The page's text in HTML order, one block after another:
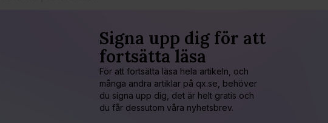
Signa upp dig för att
fortsätta läsa
För att fortsätta läsa hela artikeln, och
många andra artiklar på qx.se, behöver
du signa upp dig, det är helt gratis och
du får dessutom våra nyhetsbrev.